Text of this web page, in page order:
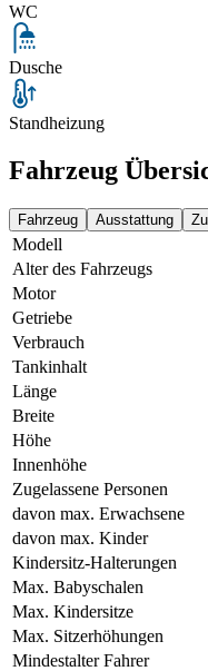
WC
Dusche
Standheizung
Fahrzeug
Fahrzeug Ausstattung
Modell
Alter des Fahrzeugs
Motor
Getriebe
Verbrauch
Tankinhalt
Länge
Breite
Höhe
Innenhöhe
Zugelassene Personen
davon max. Erwachsene
davon max. Kinder
Kindersitz-Halterungen
Max. Babyschalen
Max. Kindersitze
Max. Sitzerhöhungen
Mindestalter Fahrer